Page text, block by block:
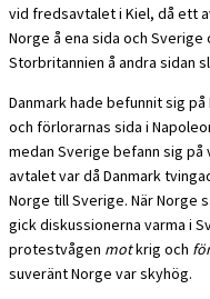
vid fredsavtalet i Kiel, då ett
Norge å ena sida och Sverige
Storbritannien å andra sidan
Danmark hade befunnit sig på
och förlorarnas sida i
medan Sverige befann sig på
avtalet var då Danmark
Norge till Sverige. När Norge
gick diskussionerna varma i
protestvågen motkrig och för
suveränt Norge var skyhög.